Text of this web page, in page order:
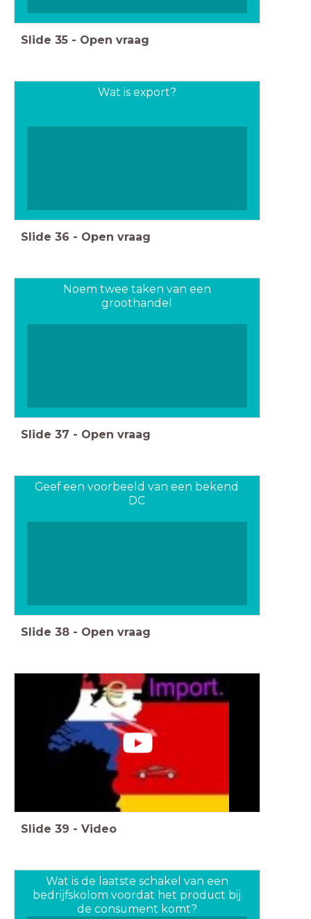
Slide 35 - Open vraag
Wat is export?
Slide 36 - Open vraag
Noem twee taken van een
groothandel
Slide 37 - Open vraag
Geef een voorbeeld van een bekend
DC
Slide 38 - Open vraag
Slide 39 - Video
Wat is de laatste schakel van een
bedrijfskolom voordat het product bij
de consument komt?